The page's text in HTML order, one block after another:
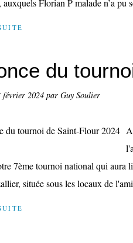
Florian P malade n’a pu
du
février 2024 par Guy Soulier
7ème tournoi national qui aura
située sous les locaux de